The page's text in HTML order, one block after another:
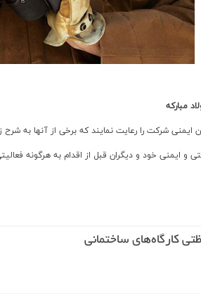
مبارکه
شركت را رعايت نمايند كه برخي از آنها به شرح
و ايمني خود و ديگران قبل از اقدام به هرگونه
كارگاه‌هاي‌ ساختماني‌